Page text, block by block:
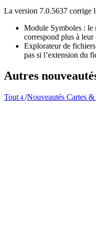
La version 7.0.5637 corrige
Module Symboles : le
correspond plus à
Explorateur de
pas si l’extension du
Autres
Tout4 /Nouveautés Cartes